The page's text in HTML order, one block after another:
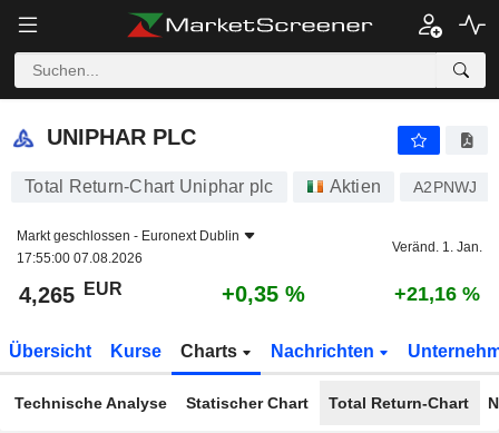
UNIPHAR PLC
UNIPHAR PLC
Total Return-Chart Uniphar plc Aktien A2PNWJ
Markt geschlossen - Euronext Dublin
17:55:00 07.08.2026
Veränd. 1. Jan.
4,265 EUR +0,35 % +21,16 %
Übersicht Kurse Charts Nachrichten
Technische Analyse Statischer Chart Total Return-Chart